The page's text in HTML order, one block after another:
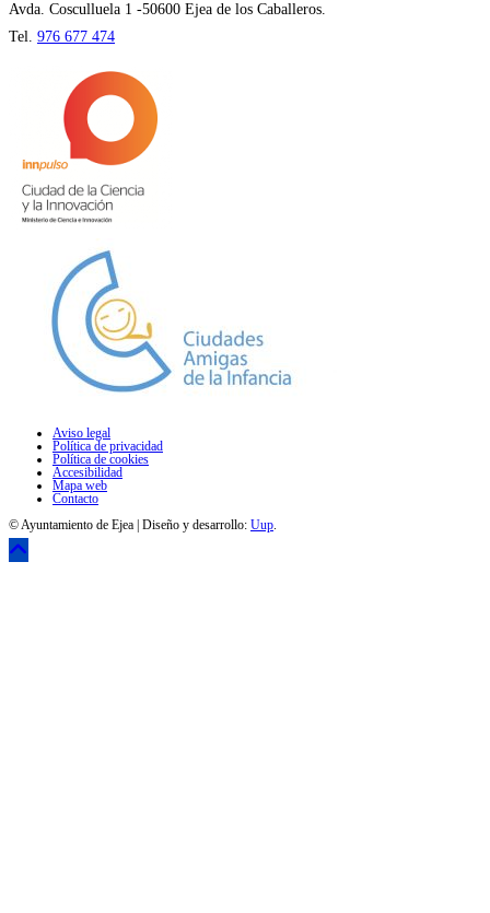
pestaña
Avda. Cosculluela 1 -50600 Ejea de los Caballeros.
Tel. 976 677 474
Aviso legal
Política de privacidad
Política de cookies
Accesibilidad
Mapa web
Contacto
© Ayuntamiento de Ejea | Diseño y desarrollo: Uup.